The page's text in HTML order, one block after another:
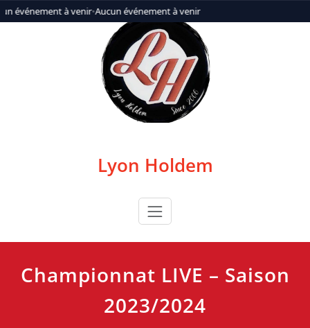
événement à venir•Aucun événement à venir
Aller
au
Lyon Holdem
Championnat LIVE – Saison
2023/2024